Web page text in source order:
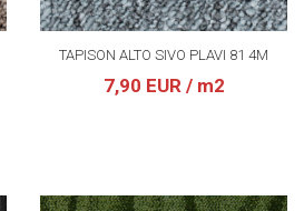
TAPISON ALTO SIVO PLAVI 81 4M
7,90 EUR / m2